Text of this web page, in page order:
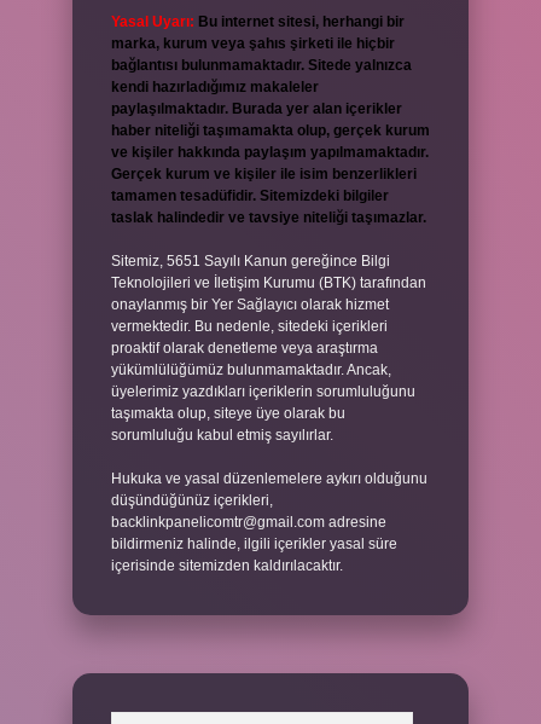
Yasal Uyarı: Bu internet sitesi, herhangi bir
marka, kurum veya şahıs şirketi ile hiçbir
bağlantısı bulunmamaktadır. Sitede yalnızca
kendi hazırladığımız makaleler
paylaşılmaktadır. Burada yer alan içerikler
haber niteliği taşımamakta olup, gerçek kurum
ve kişiler hakkında paylaşım yapılmamaktadır.
Gerçek kurum ve kişiler ile isim benzerlikleri
tamamen tesadüfidir. Sitemizdeki bilgiler
taslak halindedir ve tavsiye niteliği taşımazlar.
Sitemiz, 5651 Sayılı Kanun gereğince Bilgi
Teknolojileri ve İletişim Kurumu (BTK) tarafından
onaylanmış bir Yer Sağlayıcı olarak hizmet
vermektedir. Bu nedenle, sitedeki içerikleri
proaktif olarak denetleme veya araştırma
yükümlülüğümüz bulunmamaktadır. Ancak,
üyelerimiz yazdıkları içeriklerin sorumluluğunu
taşımakta olup, siteye üye olarak bu
sorumluluğu kabul etmiş sayılırlar.
Hukuka ve yasal düzenlemelere aykırı olduğunu
düşündüğünüz içerikleri,
backlinkpanelicomtr@gmail.com adresine
bildirmeniz halinde, ilgili içerikler yasal süre
içerisinde sitemizden kaldırılacaktır.